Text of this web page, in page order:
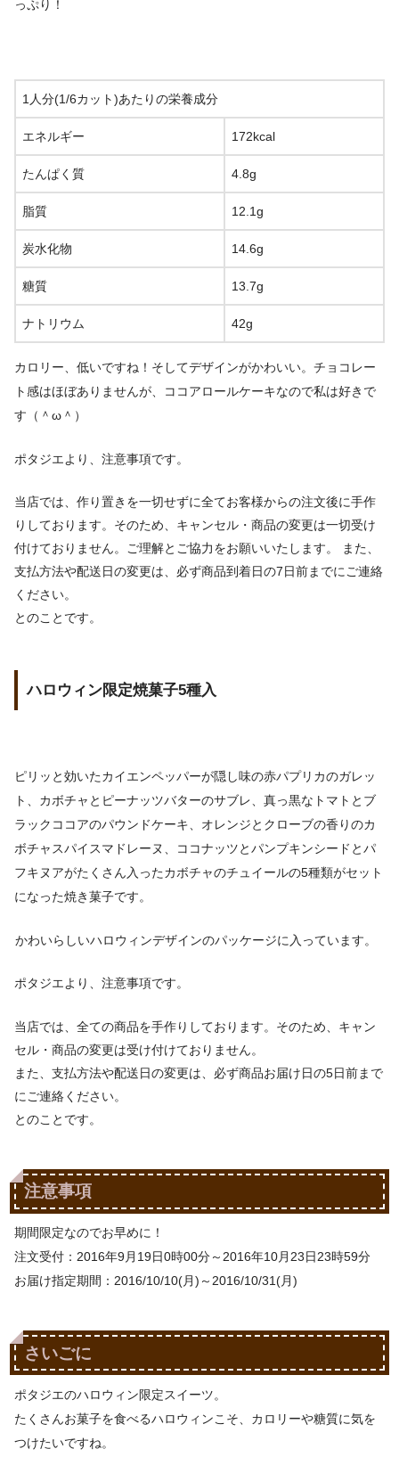
っぷり！
1人分(1/6カット)あたりの栄養成分
エネルギー 172kcal
たんぱく質 4.8g
脂質 12.1g
炭水化物 14.6g
糖質 13.7g
ナトリウム 42g
カロリー、低いですね！そしてデザインがかわいい。チョコレー
ト感はほぼありませんが、ココアロールケーキなので私は好きで
す（＾ω＾）
ポタジエより、注意事項です。
当店では、作り置きを一切せずに全てお客様からの注文後に手作
りしております。そのため、キャンセル・商品の変更は一切受け
付けておりません。ご理解とご協力をお願いいたします。 また、
支払方法や配送日の変更は、必ず商品到着日の7日前までにご連絡
ください。
とのことです。
ハロウィン限定焼菓子5種入
ピリッと効いたカイエンペッパーが隠し味の赤パプリカのガレッ
ト、カボチャとピーナッツバターのサブレ、真っ黒なトマトとブ
ラックココアのパウンドケーキ、オレンジとクローブの香りのカ
ボチャスパイスマドレーヌ、ココナッツとパンプキンシードとパ
フキヌアがたくさん入ったカボチャのチュイールの5種類がセット
になった焼き菓子です。
かわいらしいハロウィンデザインのパッケージに入っています。
ポタジエより、注意事項です。
当店では、全ての商品を手作りしております。そのため、キャン
セル・商品の変更は受け付けておりません。
また、支払方法や配送日の変更は、必ず商品お届け日の5日前まで
にご連絡ください。
とのことです。
注意事項
期間限定なのでお早めに！
注文受付： 2016年9月19日0時00分～2016年10月23日23時59分
お届け指定期間： 2016/10/10(月)～2016/10/31(月)
さいごに
ポタジエのハロウィン限定スイーツ。
たくさんお菓子を食べるハロウィンこそ、カロリーや糖質に気を
つけたいですね。